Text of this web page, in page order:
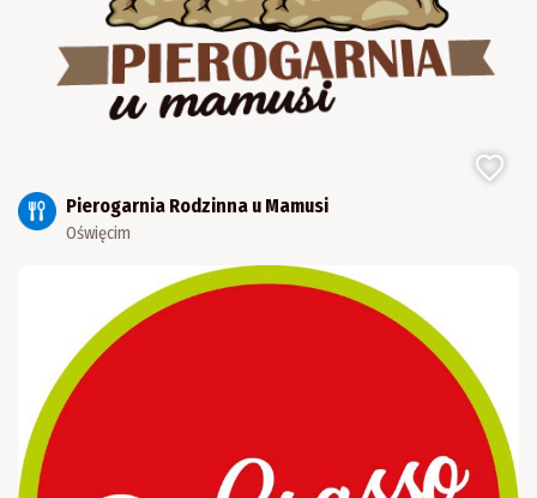
Pierogarnia Rodzinna u Mamusi
Oświęcim